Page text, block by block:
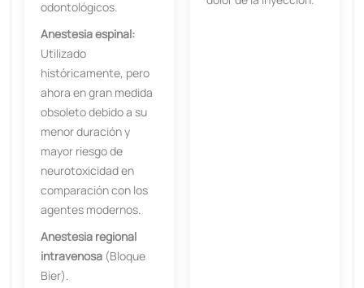
odontológicos.
Anestesia espinal:
Utilizado
históricamente, pero
ahora en gran medida
obsoleto debido a su
menor duración y
mayor riesgo de
neurotoxicidad en
comparación con los
agentes modernos.
Anestesia regional
intravenosa (Bloque
Bier).